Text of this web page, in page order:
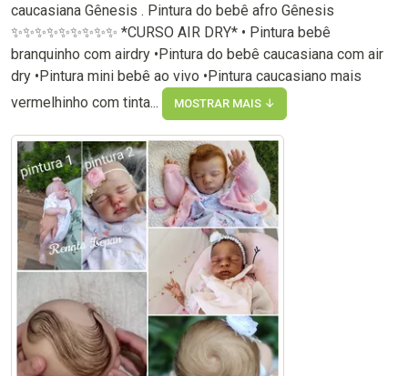
caucasiana Gênesis . Pintura do bebê afro Gênesis
✨✨✨✨✨✨✨✨✨ *CURSO AIR DRY* • Pintura bebê
branquinho com airdry •Pintura do bebê caucasiana com air
dry •Pintura mini bebê ao vivo •Pintura caucasiano mais
vermelhinho com tinta...
MOSTRAR MAIS ↓